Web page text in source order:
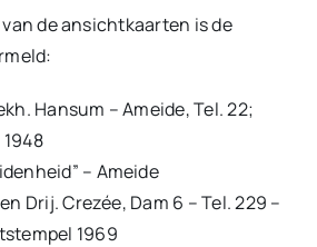
de ansichtkaarten is de
Hansum – Ameide, Tel. 22;
– Ameide
Drij. Crezée, Dam 6 – Tel. 229 –
1969